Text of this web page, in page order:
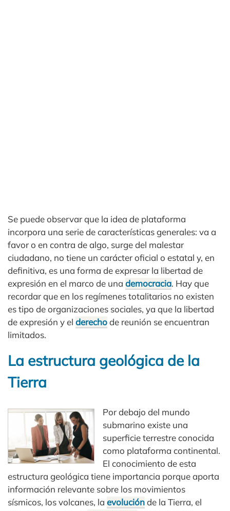
Se puede observar que la idea de plataforma
incorpora una serie de características generales: va a
favor o en contra de algo, surge del malestar
ciudadano, no tiene un carácter oficial o estatal y, en
definitiva, es una forma de expresar la libertad de
expresión en el marco de una democracia. Hay que
recordar que en los regímenes totalitarios no existen
es tipo de organizaciones sociales, ya que la libertad
de expresión y el derechode reunión se encuentran
limitados.
La estructura geológica de la
Tierra
Por debajo del mundo
submarino existe una
superficie terrestre conocida
como plataforma continental.
El conocimiento de esta
estructura geológica tiene importancia porque aporta
información relevante sobre los movimientos
sísmicos, los volcanes, la evoluciónde la Tierra, el